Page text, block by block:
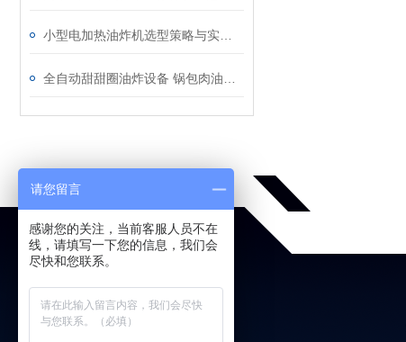
请您留言
感谢您的关注，当前客服人员不在
线，请填写一下您的信息，我们会
尽快和您联系。